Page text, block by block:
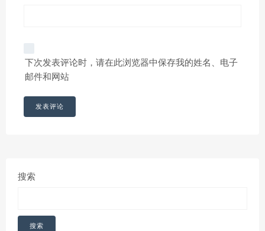
下次发表评论时，请在此浏览器中保存我的姓名、电子
邮件和网站
搜索
搜索